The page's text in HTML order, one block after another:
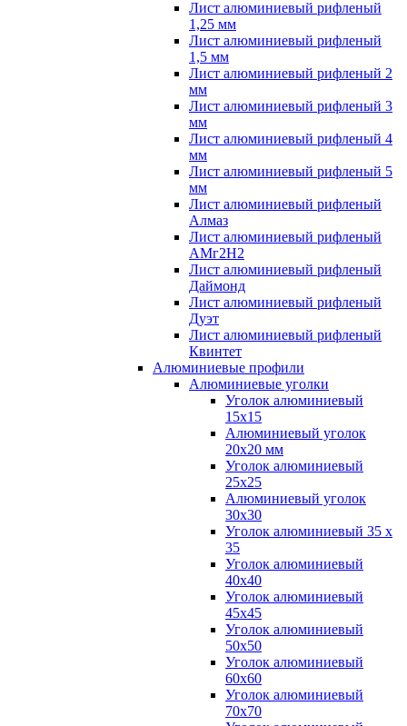
Лист алюминиевый рифленый
1,25 мм
Лист алюминиевый рифленый
1,5 мм
Лист алюминиевый рифленый 2
мм
Лист алюминиевый рифленый 3
мм
Лист алюминиевый рифленый 4
мм
Лист алюминиевый рифленый 5
мм
Лист алюминиевый рифленый
Алмаз
Лист алюминиевый рифленый
АМг2Н2
Лист алюминиевый рифленый
Даймонд
Лист алюминиевый рифленый
Дуэт
Лист алюминиевый рифленый
Квинтет
Алюминиевые профили
Алюминиевые уголки
Уголок алюминиевый
15х15
Алюминиевый уголок
20х20 мм
Уголок алюминиевый
25х25
Алюминиевый уголок
30х30
Уголок алюминиевый 35 х
35
Уголок алюминиевый
40х40
Уголок алюминиевый
45х45
Уголок алюминиевый
50х50
Уголок алюминиевый
60х60
Уголок алюминиевый
70х70